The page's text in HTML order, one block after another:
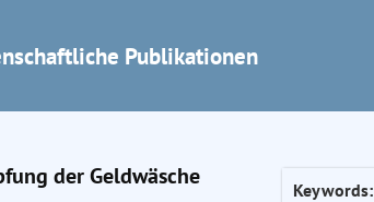
Publikationen
der Geldwäsche
Keywords: